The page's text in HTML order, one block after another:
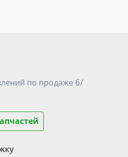
по продаже б/